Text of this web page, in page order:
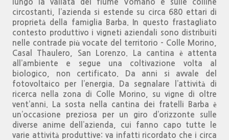
lungo la vallata del fiume Vomano e sulle colline
circostanti, l’azienda si estende su circa 680 ettari di
proprietà della famiglia Barba. In questo frastagliato
contesto produttivo i vigneti aziendali sono distribuiti
nelle contrade più vocate del territorio – Colle Morino,
Casal Thaulero, San Lorenzo. La cantina è attenta
all’ambiente e segue una coltivazione volta al
biologico, non certificato. Da anni si avvale del
fotovoltaico per l’energia. Da segnalare l’attività di
ricerca nella zona di Colle Morino, su vigne di oltre
vent’anni. La sosta nella cantina dei fratelli Barba è
un’occasione preziosa per un giro d’orizzonte sulle
diverse anime dell’azienda, cui fanno capo tutte le
varie attività produttive: va infatti ricordato che i circa